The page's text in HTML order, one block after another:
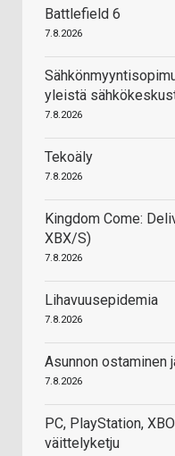
Battlefield 6
7.8.2026
yleistä
7.8.2026
Tekoäly
7.8.2026
Kingdom Come:
XBX/S)
7.8.2026
Lihavuusepidemia
7.8.2026
Asunnon ostaminen
7.8.2026
PC, PlayStation,
väittelyketju